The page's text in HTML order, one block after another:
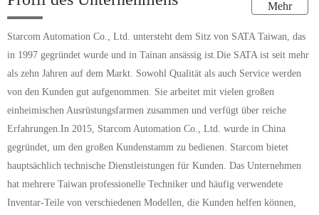
Mehr
Starcom Automation Co., Ltd. untersteht dem Sitz von SATA Taiwan, das
in 1997 gegründet wurde und in Tainan ansässig ist.Die SATA ist seit mehr
als zehn Jahren auf dem Markt. Sowohl Qualität als auch Service werden
von den Kunden gut aufgenommen. Sie arbeitet mit vielen großen
einheimischen Ausrüstungsfarmen zusammen und verfügt über reiche
Erfahrungen.In 2015, Starcom Automation Co., Ltd. wurde in China
gegründet, um den großen Kundenstamm zu bedienen. Starcom bietet
hauptsächlich technische Dienstleistungen für Kunden. Das Unternehmen
hat mehrere Taiwan professionelle Techniker und häufig verwendete
Inventar-Teile von verschiedenen Modellen, die Kunden helfen können,